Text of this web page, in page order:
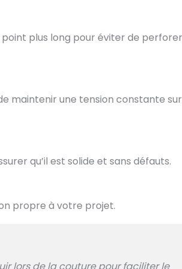
plus long pour éviter de
maintenir une tension constante
qu’il est solide et sans défauts.
propre à votre projet.